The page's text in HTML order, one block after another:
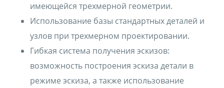
имеющейся трехмерной геометрии.
Использование базы стандартных деталей и
узлов при трехмерном проектировании.
Гибкая система получения эскизов:
возможность построения эскиза детали в
режиме эскиза, а также использование